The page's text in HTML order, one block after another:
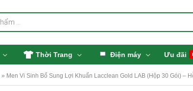
Thời Trang Điện máy Ưu đãi
» Men Vi Sinh Bổ Sung Lợi Khuẩn Lacclean Gold LAB (Hộp 30 Gói) –